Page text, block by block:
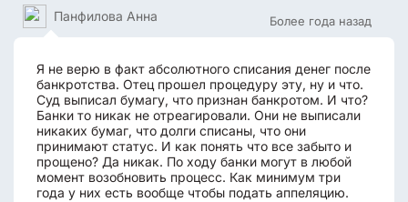
Более года назад
Панфилова Анна
Я не верю в факт абсолютного списания денег после
банкротства. Отец прошел процедуру эту, ну и что.
Суд выписал бумагу, что признан банкротом. И что?
Банки то никак не отреагировали. Они не выписали
никаких бумаг, что долги списаны, что они
принимают статус. И как понять что все забыто и
прощено? Да никак. По ходу банки могут в любой
момент возобновить процесс. Как минимум три
года у них есть вообще чтобы подать аппеляцию.